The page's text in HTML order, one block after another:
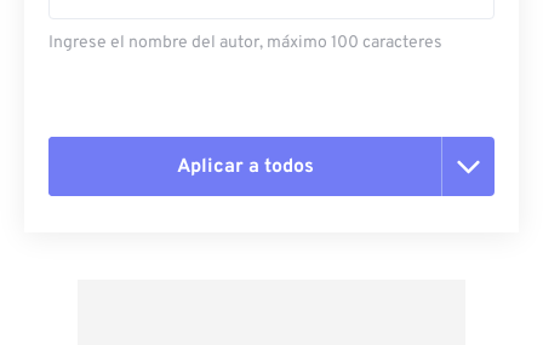
Ingrese el nombre del autor, máximo 100 caracteres
Aplicar a todos